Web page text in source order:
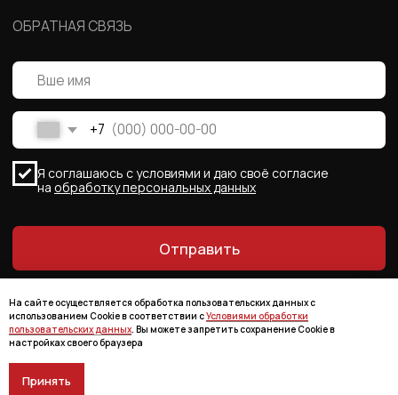
На сайте осуществляется обработка пользовательских данных с
использованием Cookie в соответствии сУсловиями обработки
пользовательских данных. Вы можете запретить сохранение Cookie в
настройках своего браузера
Принять